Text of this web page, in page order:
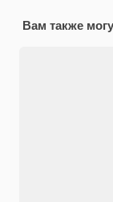
Вам также